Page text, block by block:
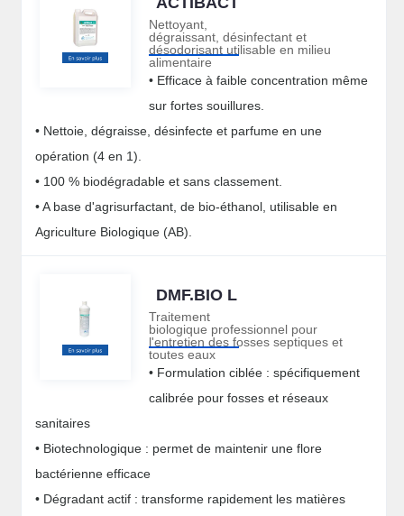
Nettoyant,
dégraissant, désinfectant et
désodorisant utilisable en milieu
alimentaire
• Efficace à faible concentration même
sur fortes souillures.
• Nettoie, dégraisse, désinfecte et parfume en une
opération (4 en 1).
• 100 % biodégradable et sans classement.
• A base d'agrisurfactant, de bio-éthanol, utilisable en
Agriculture Biologique (AB).
DMF.BIO L
Traitement
biologique professionnel pour
l'entretien des fosses septiques et
toutes eaux
• Formulation ciblée : spécifiquement
calibrée pour fosses et réseaux
sanitaires
• Biotechnologique : permet de maintenir une flore
bactérienne efficace
• Dégradant actif : transforme rapidement les matières